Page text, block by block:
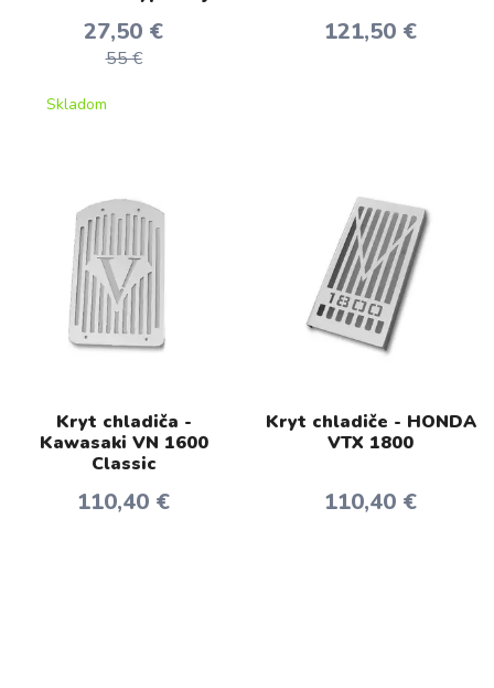
27,50 €
55 €
Skladom
121,50 €
Kryt chladiča -
Kawasaki VN 1600
Classic
110,40 €
Kryt chladiče - HONDA
VTX 1800
110,40 €